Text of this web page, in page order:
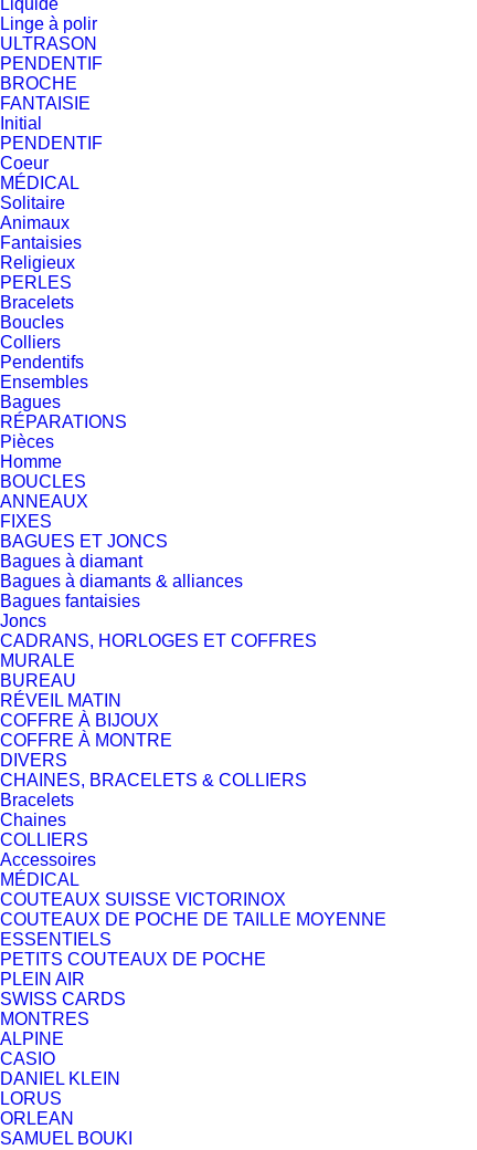
Liquide
Linge à polir
ULTRASON
PENDENTIF
BROCHE
FANTAISIE
Initial
PENDENTIF
Coeur
MÉDICAL
Solitaire
Animaux
Fantaisies
Religieux
PERLES
Bracelets
Boucles
Colliers
Pendentifs
Ensembles
Bagues
RÉPARATIONS
Pièces
Homme
BOUCLES
ANNEAUX
FIXES
BAGUES ET JONCS
Bagues à diamant
Bagues à diamants & alliances
Bagues fantaisies
Joncs
CADRANS, HORLOGES ET COFFRES
MURALE
BUREAU
RÉVEIL MATIN
COFFRE À BIJOUX
COFFRE À MONTRE
DIVERS
CHAINES, BRACELETS & COLLIERS
Bracelets
Chaines
COLLIERS
Accessoires
MÉDICAL
COUTEAUX SUISSE VICTORINOX
COUTEAUX DE POCHE DE TAILLE MOYENNE
ESSENTIELS
PETITS COUTEAUX DE POCHE
PLEIN AIR
SWISS CARDS
MONTRES
ALPINE
CASIO
DANIEL KLEIN
LORUS
ORLEAN
SAMUEL BOUKI